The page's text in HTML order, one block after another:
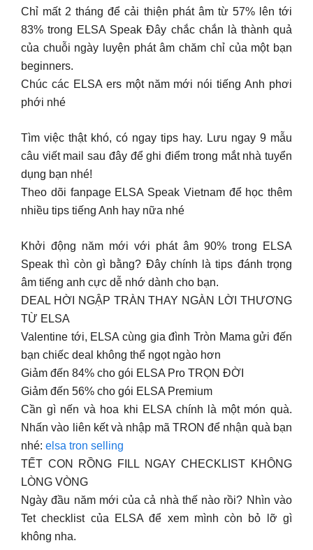
Chỉ mất 2 tháng để cải thiện phát âm từ 57% lên tới
83% trong ELSA Speak Đây chắc chắn là thành quả
của chuỗi ngày luyện phát âm chăm chỉ của một bạn
beginners.
Chúc các ELSA ers một năm mới nói tiếng Anh phơi
phới nhé
Tìm việc thật khó, có ngay tips hay. Lưu ngay 9 mẫu
câu viết mail sau đây để ghi điểm trong mắt nhà tuyển
dụng bạn nhé!
Theo dõi fanpage ELSA Speak Vietnam để học thêm
nhiều tips tiếng Anh hay nữa nhé
Khởi động năm mới với phát âm 90% trong ELSA
Speak thì còn gì bằng? Đây chính là tips đánh trọng
âm tiếng anh cực dễ nhớ dành cho bạn.
DEAL HỜI NGẬP TRÀN THAY NGÀN LỜI THƯƠNG
TỪ ELSA
Valentine tới, ELSA cùng gia đình Tròn Mama gửi đến
bạn chiếc deal không thể ngọt ngào hơn
Giảm đến 84% cho gói ELSA Pro TRỌN ĐỜI
Giảm đến 56% cho gói ELSA Premium
Cần gì nến và hoa khi ELSA chính là một món quà.
Nhấn vào liên kết và nhập mã TRON để nhận quà bạn
nhé: elsa tron selling
TẾT CON RỒNG FILL NGAY CHECKLIST KHÔNG
LÒNG VÒNG
Ngày đầu năm mới của cả nhà thế nào rồi? Nhìn vào
Tet checklist của ELSA để xem mình còn bỏ lỡ gì
không nha.